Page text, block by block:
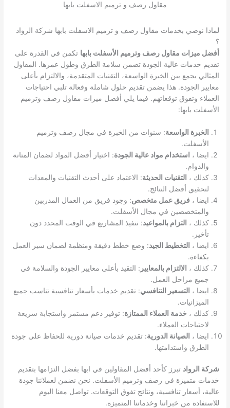
مقاول رصف و ترميم الاسفلت بابها
لماذا نوصي بخدمات مقاول رصف و ترميم الاسفلت بابها شركة الرواد
؟
أفضل ميزات مقاول رصف وترميم الأسفلت بابها تكمن في القدرة على
تقديم خدمات عالية الجودة تضمن سلامة الطرق وطول عمرها. المقاول
المثالي يجمع بين الخبرة الواسعة، التقنيات المتقدمة، والالتزام بأعلى
معايير الجودة. هذا يضمن تقديم حلول شاملة وفعالة تلبي احتياجات
العملاء وتفوق توقعاتهم. فيما يلي أفضل ميزات مقاول رصف وترميم
الأسفلت بابها:
الخبرة الواسعة: سنوات من الخبرة في مجال رصف وترميم
الأسفلت.
ايضا ، استخدام مواد عالية الجودة: اختيار أفضل المواد لضمان المتانة
والدوام.
كذلك ، التقنيات الحديثة: الاعتماد على أحدث التقنيات والمعدات
لتحقيق أفضل النتائج.
ايضا ،فريق عمل متخصص: وجود فريق من العمال المدربين
والمتخصصين في مجال الأسفلت.
كذلك ، التزام بالمواعيد: تنفيذ المشاريع في الوقت المحدد دون
تأخير.
ايضا ، التخطيط الجيد: وضع خطط دقيقة ومنظمة لضمان سير العمل
بكفاءة.
كذلك ، الالتزام بالمعايير : التقيد بأعلى معايير الجودة والسلامة في
جميع مراحل العمل.
ايضا ، التسعير التنافسي: تقديم خدمات بأسعار تنافسية تناسب جميع
الميزانيات.
كذلك ، خدمة العملاء الممتازة: توفير دعم مستمر واستجابة سريعة
لاحتياجات العملاء.
ايضا ، الصيانة الدورية: تقديم خدمات صيانة دورية للحفاظ على جودة
الطرق واستدامتها.
شركة الرواد تبرز كأحد أفضل المقاولين في ابها بفضل التزامها بتقديم
خدمات متميزة في رصف وترميم الأسفلت. نحن نضمن لعملائنا جودة
عالية، أسعار تنافسية، ونتائج تفوق التوقعات. تواصل معنا اليوم
للاستفادة من خبراتنا وخدماتنا المتميزة.